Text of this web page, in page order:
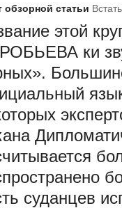
обзорной статьи
этой
ки
суданцев